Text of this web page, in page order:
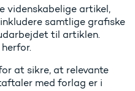
videnskabelige artikel,
samtlige grafiske
til artiklen.
at sikre, at relevante
med forlag er i